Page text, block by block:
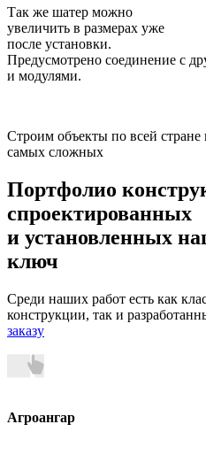
Так же шатер можно
увеличить в размерах уже
после установки.
Предусмотрено соединение с
и модулями.
Строим объекты по всей
самых сложных
Портфолио
спроектированных
и установленных
ключ
Среди наших работ есть как
конструкции, так и
заказу
Агроангар